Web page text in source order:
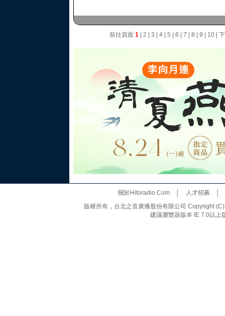
前往頁面 1| 2 3 4| 5 6 7 8 9 10|
關於Hitoradio.Com│ 人才招募
版權所有，台北之音廣播股份有限公司 Copyright
建議瀏覽器版本 IE 7.0以上